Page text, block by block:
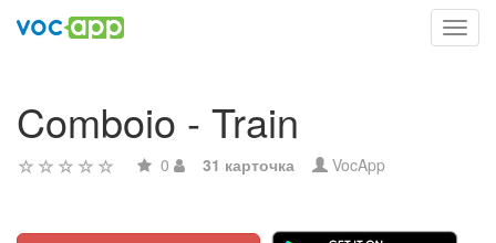
Comboio - Train
0 31 карточка VocApp